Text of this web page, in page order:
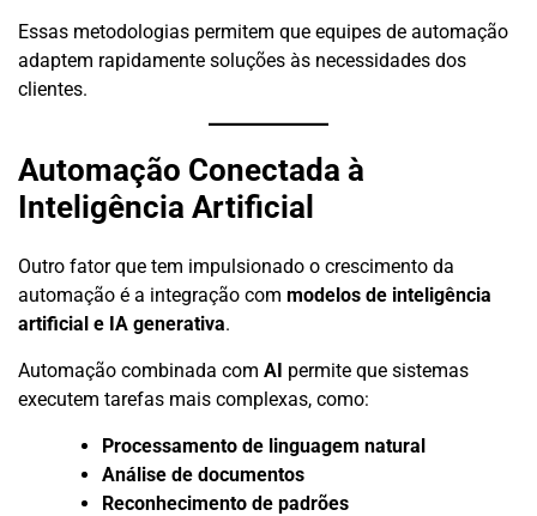
Essas metodologias permitem que equipes de automação
adaptem rapidamente soluções às necessidades dos
clientes.
Automação Conectada à
Inteligência Artificial
Outro fator que tem impulsionado o crescimento da
automação é a integração com modelos de inteligência
artificial e IA generativa.
Automação combinada com AI permite que sistemas
executem tarefas mais complexas, como:
Processamento de linguagem natural
Análise de documentos
Reconhecimento de padrões